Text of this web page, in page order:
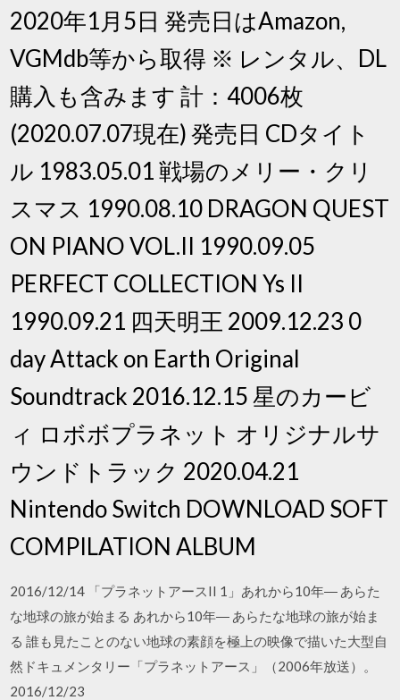
2020年1月5日 発売日はAmazon,
VGMdb等から取得 ※ レンタル、DL
購入も含みます 計：4006枚
(2020.07.07現在) 発売日 CDタイト
ル 1983.05.01 戦場のメリー・クリ
スマス 1990.08.10 DRAGON QUEST
ON PIANO VOL.II 1990.09.05
PERFECT COLLECTION Ys II
1990.09.21 四天明王 2009.12.23 0
day Attack on Earth Original
Soundtrack 2016.12.15 星のカービ
ィ ロボボプラネット オリジナルサ
ウンドトラック 2020.04.21
Nintendo Switch DOWNLOAD SOFT
COMPILATION ALBUM
2016/12/14 「プラネットアースII 1」あれから10年― あらた
な地球の旅が始まる あれから10年― あらたな地球の旅が始ま
る 誰も見たことのない地球の素顔を極上の映像で描いた大型自
然ドキュメンタリー「プラネットアース」（2006年放送）。
2016/12/23